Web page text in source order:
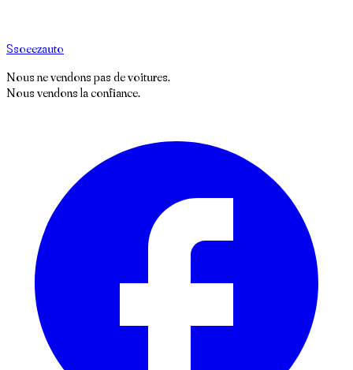
Ssoeezauto
Nous ne vendons pas de voitures.
Nous vendons la confiance.